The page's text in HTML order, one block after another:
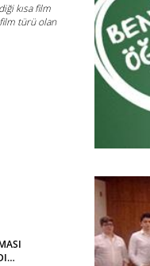
kısa film
film türü olan